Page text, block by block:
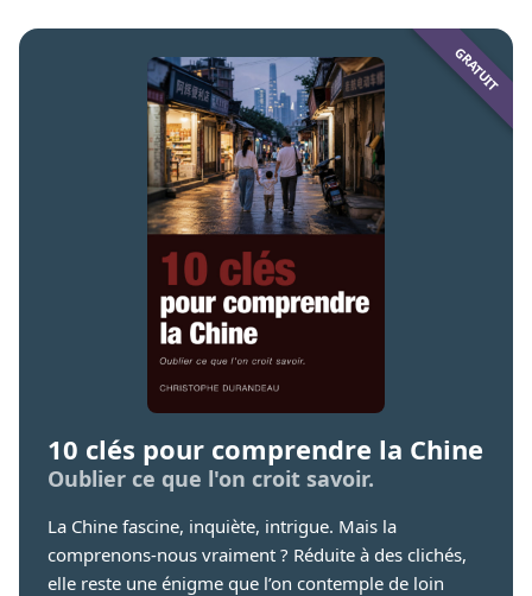
10 clés pour comprendre la Chine
Oublier ce que l'on croit savoir.
La Chine fascine, inquiète, intrigue. Mais la
comprenons-nous vraiment ? Réduite à des clichés,
elle reste une énigme que l’on contemple de loin